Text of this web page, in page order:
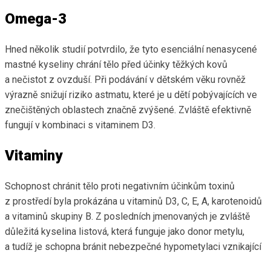
Omega-3
Hned několik studií potvrdilo, že tyto esenciální nenasycené
mastné kyseliny chrání tělo před účinky těžkých kovů
a nečistot z ovzduší. Při podávání v dětském věku rovněž
výrazně snižují riziko astmatu, které je u dětí pobývajících ve
znečištěných oblastech značně zvýšené. Zvláště efektivně
fungují v kombinaci s vitaminem D3.
Vitaminy
Schopnost chránit tělo proti negativním účinkům toxinů
z prostředí byla prokázána u vitaminů D3, C, E, A, karotenoidů
a vitaminů skupiny B. Z posledních jmenovaných je zvláště
důležitá kyselina listová, která funguje jako donor metylu,
a tudíž je schopna bránit nebezpečné hypometylaci vznikající